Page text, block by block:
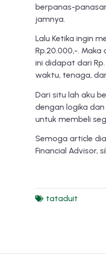
berpanas-
jamnya.
Lalu Ketika ingin
Rp.20.000,-.
ini didapat dari
waktu, tenaga,
Dari situ lah aku
dengan logika
untuk membeli
Semoga article
Financial Advisor,
tataduit